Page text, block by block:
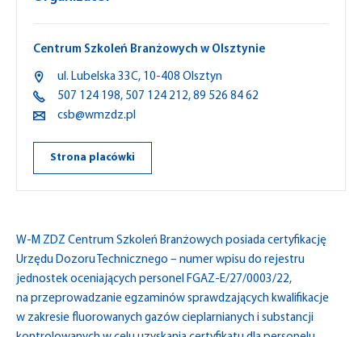
Centrum Szkoleń Branżowych w Olsztynie
ul. Lubelska 33C, 10-408 Olsztyn
507 124 198, 507 124 212, 89 526 84 62
csb@wmzdz.pl
Strona placówki
W-M ZDZ Centrum Szkoleń Branżowych posiada certyfikację
Urzędu Dozoru Technicznego – numer wpisu do rejestru
jednostek oceniających personel FGAZ-E/27/0003/22,
na przeprowadzanie egzaminów sprawdzających kwalifikacje
w zakresie fluorowanych gazów cieplarnianych i substancji